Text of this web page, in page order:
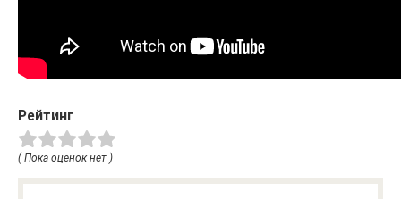
Рейтинг
( Пока оценок нет )